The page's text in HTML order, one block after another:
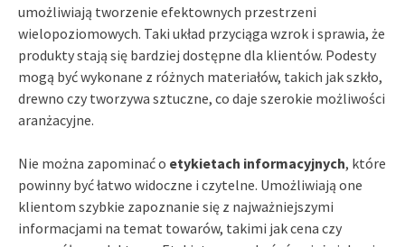
umożliwiają tworzenie efektownych przestrzeni
wielopoziomowych. Taki układ przyciąga wzrok i sprawia, że
produkty stają się bardziej dostępne dla klientów. Podesty
mogą być wykonane z różnych materiałów, takich jak szkło,
drewno czy tworzywa sztuczne, co daje szerokie możliwości
aranżacyjne.
Nie można zapominać o etykietach informacyjnych, które
powinny być łatwo widoczne i czytelne. Umożliwiają one
klientom szybkie zapoznanie się z najważniejszymi
informacjami na temat towarów, takimi jak cena czy